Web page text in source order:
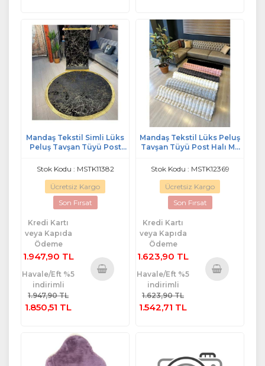
Mandaş Tekstil Simli Lüks
Peluş Tavşan Tüyü Post
Ebat
Stok Kodu : MSTK11382
Ücretsiz Kargo
Son Fırsat
Kredi Kartı
veya Kapıda
Ödeme
1.947,90 TL
Havale/Eft %5
indirimli
1.947,90 TL
1.850,51 TL
Mandaş Tekstil Lüks Peluş
Tavşan Tüyü Post Halı M2
Stok Kodu : MSTK12369
Ücretsiz Kargo
Son Fırsat
Kredi Kartı
veya Kapıda
Ödeme
1.623,90 TL
Havale/Eft %5
indirimli
1.623,90 TL
1.542,71 TL